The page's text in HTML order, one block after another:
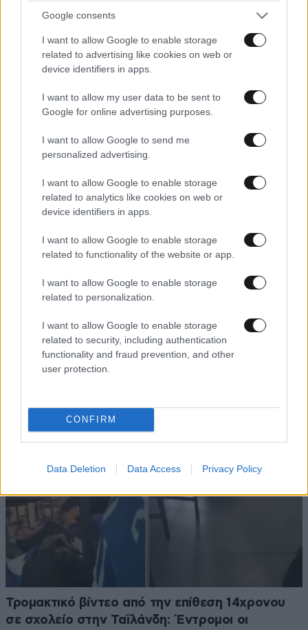
Google consents
I want to allow Google to enable storage
related to advertising like cookies on web or
device identifiers in apps.
I want to allow my user data to be sent to
Google for online advertising purposes.
I want to allow Google to send me
personalized advertising.
I want to allow Google to enable storage
related to analytics like cookies on web or
device identifiers in apps.
I want to allow Google to enable storage
related to functionality of the website or app.
I want to allow Google to enable storage
related to personalization.
I want to allow Google to enable storage
related to security, including authentication
functionality and fraud prevention, and other
user protection.
CONFIRM
Data Deletion Data Access Privacy Policy
πρόσφατα δεδομένα του υπουργείου Υγείας της
Χαμάς, που χαρακτηρίζονται αξιόπιστα από τον ΟΗΕ.
Στο Ισραήλ, ο πρώην αρχηγός του γενικού επιτελείου
Γιααλόν κατήγγειλε χθες πως γίνεται «εθνική
εκκαθάριση» από την κυβέρνηση Νετανιάχου στη
Λωρίδα της Γάζας, προκαλώντας σάλο και
αγανακτισμένες αντιδράσεις στην πολιτική σκηνή.
Πηγή: ΑΠΕ
ΑκολουθήστετοNewsbeastστο Viber και
ΠΕΡΙΣΣΟΤΕΡΑ ΑΠΟ ΤΟΝ ΚΟΣΜΟ
Τρομακτικό βίντεο από την επίθεση 14χρονου
σε σχολείο στην Ταϊλάνδη: Έντρομοι οι